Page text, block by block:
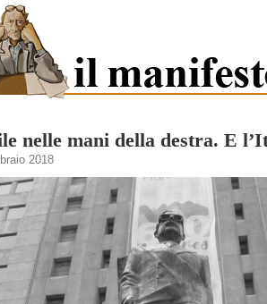
nelle mani della destra. E
2018